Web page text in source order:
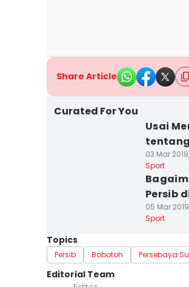
Share Article
Curated For You
Usai
03 Mar
Sport
Persib
05 Mar
Sport
Topics
Persib Bobotoh Persebaya
Editorial Team